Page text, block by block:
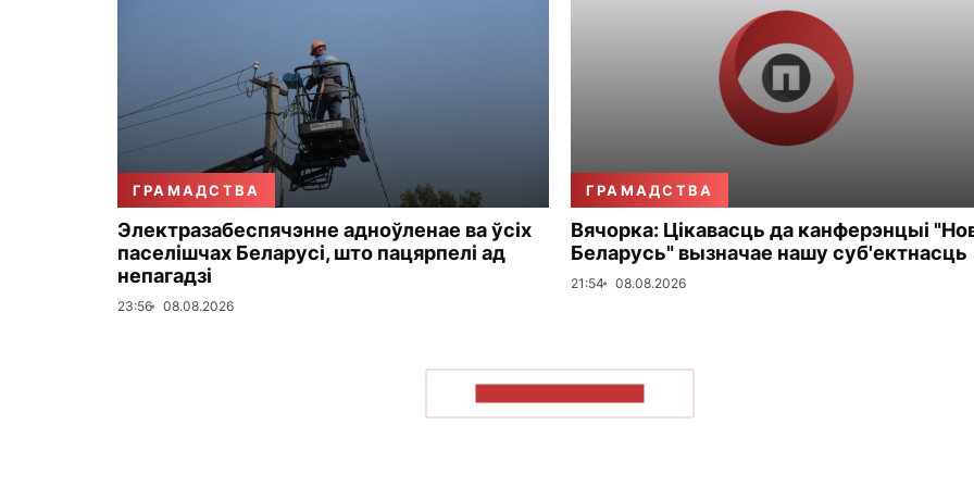
ГРАМАДСТВА
Электразабеспячэнне адноўленае ва ўсіх
паселішчах Беларусі, што пацярпелі ад
непагадзі
23:56 08.08.2026
ГРАМАДСТВА
Вячорка: Цікавасць да канферэнцыі
Беларусь" вызначае нашу суб'ектнасць
21:54 08.08.2026